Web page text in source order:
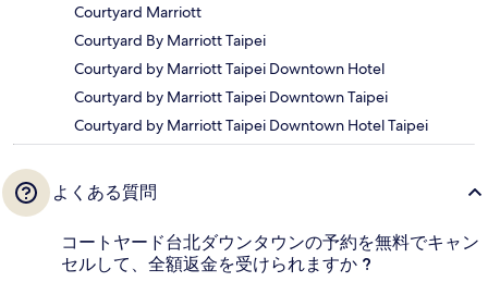
Courtyard Marriott
Courtyard By Marriott Taipei
Courtyard by Marriott Taipei Downtown Hotel
Courtyard by Marriott Taipei Downtown Taipei
Courtyard by Marriott Taipei Downtown Hotel Taipei
よくある質問
コートヤード台北ダウンタウンの予約を無料でキャン
セルして、全額返金を受けられますか ?